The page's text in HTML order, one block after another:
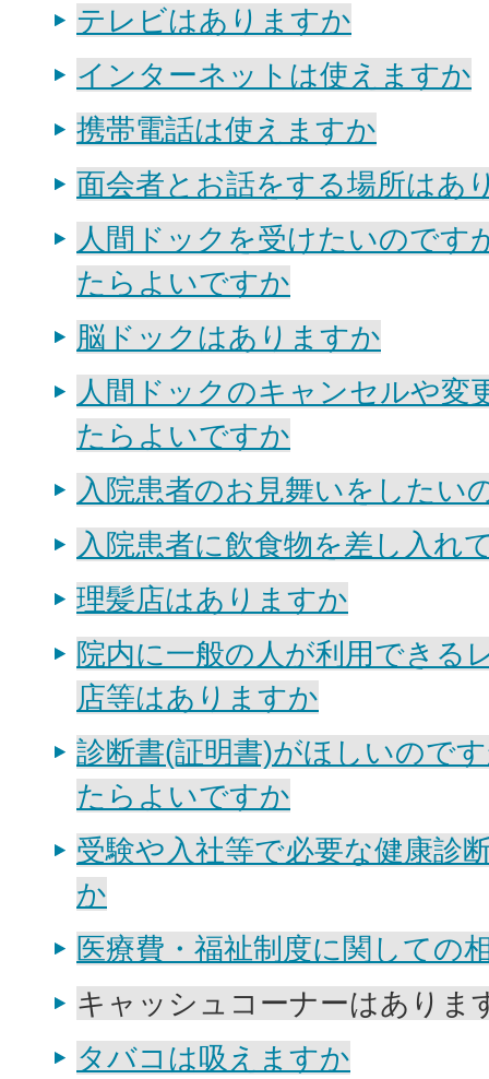
テレビはありますか
インターネットは使えますか
携帯電話は使えますか
面会者とお話をする場所はあ
人間ドックを受けたいのです
たらよいですか
脳ドックはありますか
人間ドックのキャンセルや変
たらよいですか
入院患者のお見舞いをしたい
入院患者に飲食物を差し入れ
理髪店はありますか
院内に一般の人が利用できる
店等はありますか
診断書(証明書)がほしいので
たらよいですか
受験や入社等で必要な健康診
か
医療費・福祉制度に関しての
キャッシュコーナーはありま
タバコは吸えますか